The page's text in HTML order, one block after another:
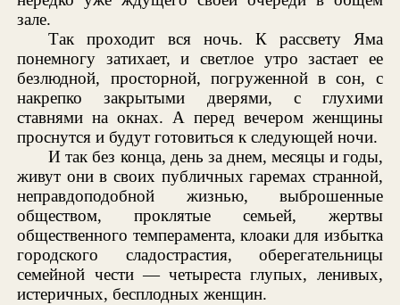
зале.
Так проходит вся ночь. К рассвету Яма
понемногу затихает, и светлое утро застает ее
безлюдной, просторной, погруженной в сон, с
накрепко закрытыми дверями, с глухими
ставнями на окнах. А перед вечером женщины
проснутся и будут готовиться к следующей ночи.
И так без конца, день за днем, месяцы и годы,
живут они в своих публичных гаремах странной,
неправдоподобной жизнью, выброшенные
обществом, проклятые семьей, жертвы
общественного темперамента, клоаки для избытка
городского сладострастия, оберегательницы
семейной чести — четыреста глупых, ленивых,
истеричных, бесплодных женщин.